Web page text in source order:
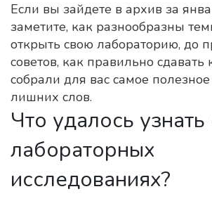
Если вы зайдете в архив за
заметите, как разнообразны
открыть свою лабораторию, до
советов, как правильно
собрали для вас самое полезное
лишних слов.
Что удалось узнать
лабораторных
исследованиях?